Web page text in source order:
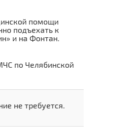
помощи
подъехать к
и на Фонтан.
по Челябинской
не требуется.